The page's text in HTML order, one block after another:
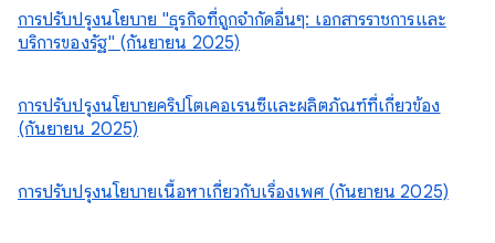
การปรับปรุงนโยบาย "ธุรกิจที่ถูกจำกัดอื่นๆ: เอกสารราชการและ
บริการของรัฐ" (กันยายน 2025)
การปรับปรุงนโยบายคริปโตเคอเรนซีและผลิตภัณฑ์ที่เกี่ยวข้อง
(กันยายน 2025)
การปรับปรุงนโยบายเนื้อหาเกี่ยวกับเรื่องเพศ (กันยายน 2025)